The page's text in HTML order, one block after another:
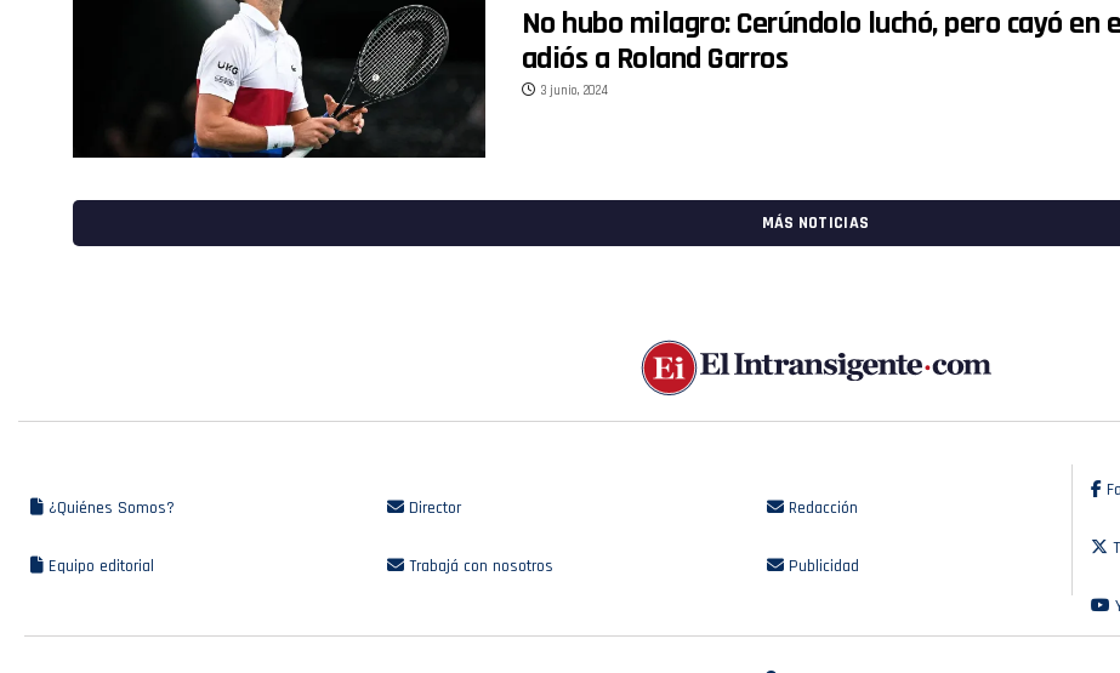
No hubo milagro: Cerúndolo luchó, pero cayó
adiós a Roland Garros
3 junio, 2024
MÁS NOTICIAS
¿Quiénes Somos? Director Redacción
Equipo editorial Trabajá con nosotros Publicidad